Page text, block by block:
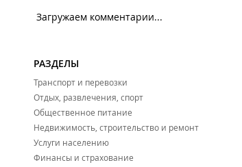
Загружаем комментарии...
РАЗДЕЛЫ
Транспорт и перевозки
Отдых, развлечения, спорт
Общественное питание
Недвижимость, строительство и ремонт
Услуги населению
Финансы и страхование